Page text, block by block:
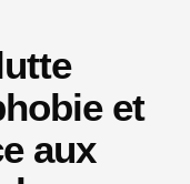
et
aux